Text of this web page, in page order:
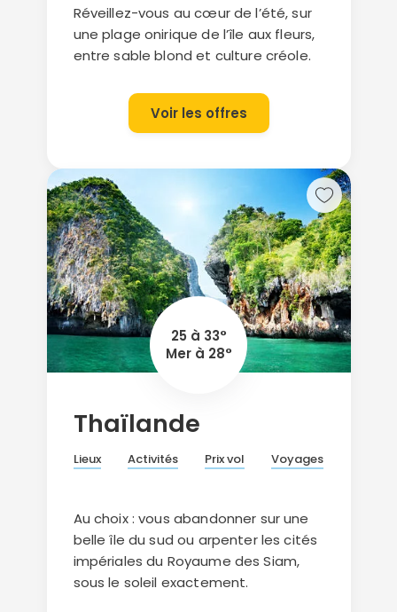
Réveillez-vous au cœur de l’été, sur
une plage onirique de l’île aux fleurs,
entre sable blond et culture créole.
Voir les offres
25 à 33°
Mer à 28°
Thaïlande
Lieux Activités Prix vol Voyages
Au choix : vous abandonner sur une
belle île du sud ou arpenter les cités
impériales du Royaume des Siam,
sous le soleil exactement.